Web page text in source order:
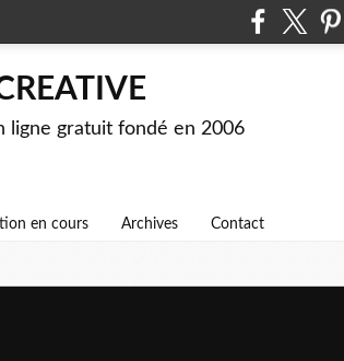
ligne gratuit fondé en 2006
en cours Archives Contact